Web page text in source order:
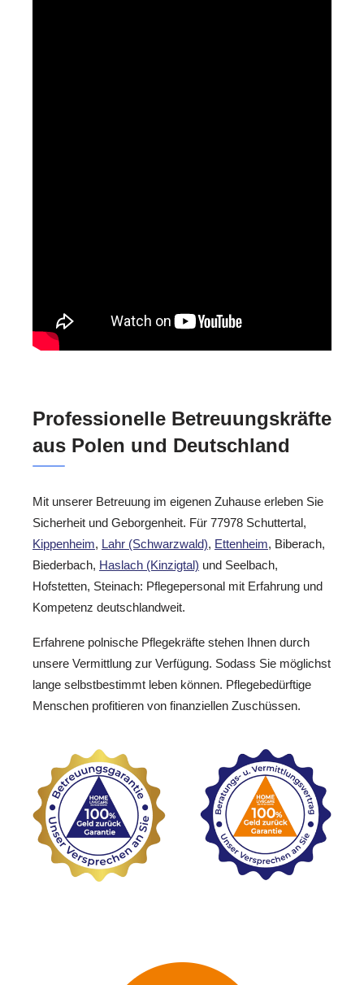
Professionelle Betreuungskräfte
aus Polen und Deutschland
Mit unserer Betreuung im eigenen Zuhause erleben Sie
Sicherheit und Geborgenheit. Für 77978 Schuttertal,
Kippenheim, Lahr (Schwarzwald), Ettenheim, Biberach,
Biederbach, Haslach (Kinzigtal) und Seelbach,
Hofstetten, Steinach: Pflegepersonal mit Erfahrung und
Kompetenz deutschlandweit.
Erfahrene polnische Pflegekräfte stehen Ihnen durch
unsere Vermittlung zur Verfügung. Sodass Sie möglichst
lange selbstbestimmt leben können. Pflegebedürftige
Menschen profitieren von finanziellen Zuschüssen.